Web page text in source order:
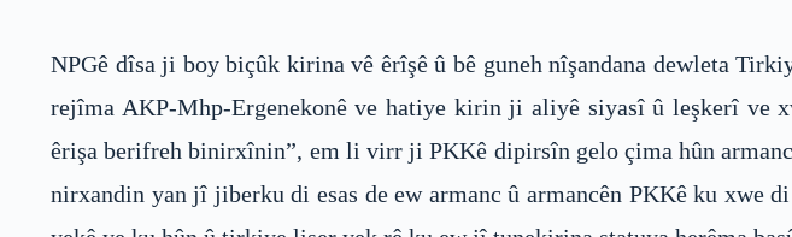
NPGê dîsa ji boy biçûk kirina vê êrîşê û bê guneh nîşandana dewleta
rejîma AKP-Mhp-Ergenekonê ve hatiye kirin ji aliyê siyasî û leşkerî ve
êrişa berifreh binirxînin”, em li virr ji PKKê dipirsîn gelo çima hûn
nirxandin yan jî jiberku di esas de ew armanc û armancên PKKê ku